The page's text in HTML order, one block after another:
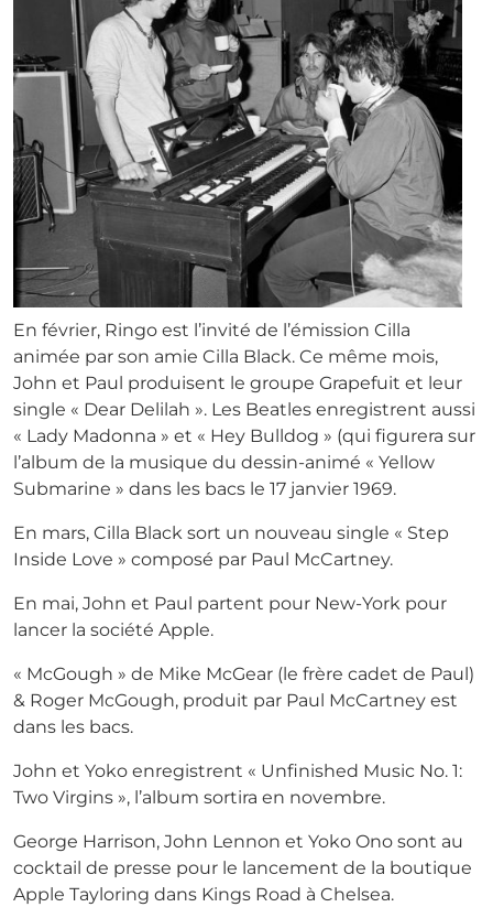
En février, Ringo est l’invité de l’émission Cilla
animée par son amie Cilla Black. Ce même mois,
John et Paul produisent le groupe Grapefuit et leur
single « Dear Delilah ». Les Beatles enregistrent aussi
« Lady Madonna » et « Hey Bulldog » (qui figurera sur
l’album de la musique du dessin-animé « Yellow
Submarine » dans les bacs le 17 janvier 1969.
En mars, Cilla Black sort un nouveau single « Step
Inside Love » composé par Paul McCartney.
En mai, John et Paul partent pour New-York pour
lancer la société Apple.
« McGough » de Mike McGear (le frère cadet de Paul)
& Roger McGough, produit par Paul McCartney est
dans les bacs.
John et Yoko enregistrent « Unfinished Music No. 1:
Two Virgins », l’album sortira en novembre.
George Harrison, John Lennon et Yoko Ono sont au
cocktail de presse pour le lancement de la boutique
Apple Tayloring dans Kings Road à Chelsea.